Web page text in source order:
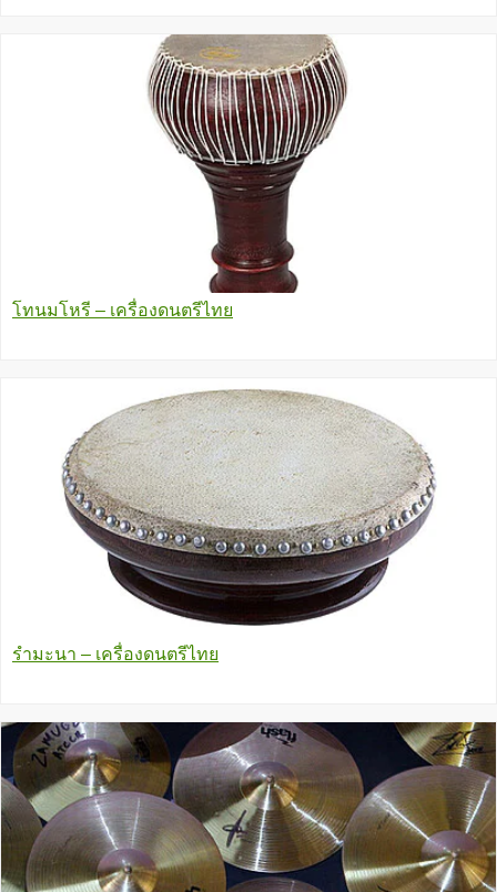
โทนมโหรี – เครื่องดนตรีไทย
รำมะนา – เครื่องดนตรีไทย